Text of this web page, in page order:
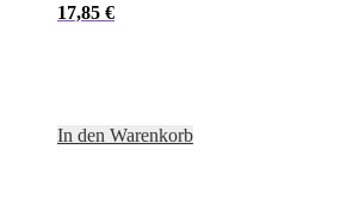
17,85 €
In den Warenkorb